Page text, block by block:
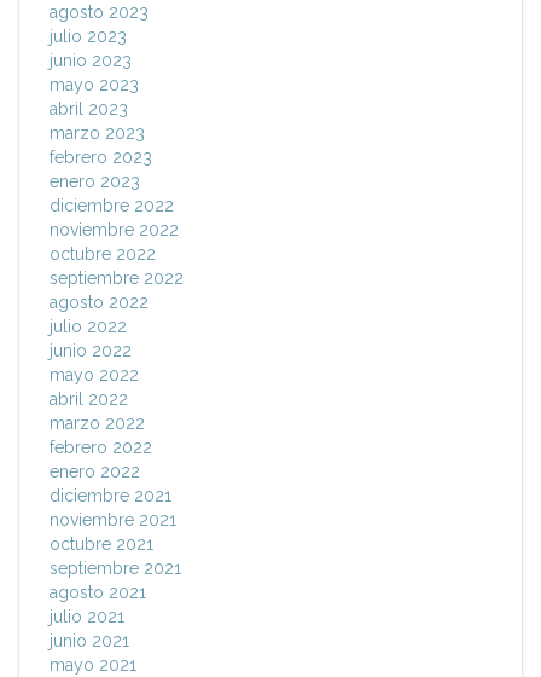
agosto 2023
julio 2023
junio 2023
mayo 2023
abril 2023
marzo 2023
febrero 2023
enero 2023
diciembre 2022
noviembre 2022
octubre 2022
septiembre 2022
agosto 2022
julio 2022
junio 2022
mayo 2022
abril 2022
marzo 2022
febrero 2022
enero 2022
diciembre 2021
noviembre 2021
octubre 2021
septiembre 2021
agosto 2021
julio 2021
junio 2021
mayo 2021